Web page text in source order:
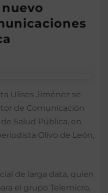
Ulises Jiménez se
de Comunicación
Salud Pública, en
Olivo de León,
de larga data, quien
el grupo Telemicro,